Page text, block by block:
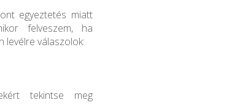
egyeztetés miatt
felveszem, ha
levélre válaszolok:
tekintse meg